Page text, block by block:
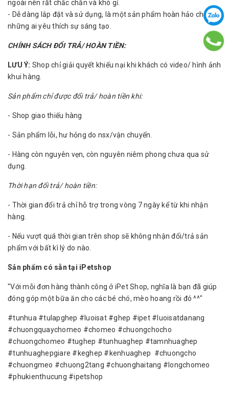
ngoài nên rất chắc chắn và khó gỉ.
- Dễ dàng lắp đặt và sử dụng, là một sản phẩm hoàn hảo cho
những ai yêu thích sự sáng tạo.
CHÍNH SÁCH ĐỔI TRẢ/ HOÀN TIỀN:
LƯU Ý: Shop chỉ giải quyết khiếu nại khi khách có video/ hình ảnh
khui hàng.
Sản phẩm chỉ được đổi trả/ hoàn tiền khi:
- Shop giao thiếu hàng
- Sản phẩm lỗi, hư hỏng do nsx/vận chuyển.
- Hàng còn nguyên vẹn, còn nguyên niêm phong chưa qua sử
dụng.
Thời hạn đổi trả/ hoàn tiền:
- Thời gian đổi trả chỉ hỗ trợ trong vòng 7 ngày kể từ khi nhận
hàng.
- Nếu vượt quá thời gian trên shop sẽ không nhận đổi/trả sản
phẩm với bất kì lý do nào.
Sản phẩm có sẵn tại iPetshop
"Với mỗi đơn hàng thành công ở iPet Shop, nghĩa là bạn đã giúp
đóng góp một bữa ăn cho các bé chó, mèo hoang rồi đó ^^"
#tunhua #tulapghep #luoisat #ghep #ipet #luoisatdanang
#chuongquaychomeo #chomeo #chuongchocho
#chuongchomeo #tughep #tunhuaghep #tamnhuaghep
#tunhuaghepgiare #keghep #kenhuaghep #chuongcho
#chuongmeo #chuong2tang #chuonghaitang #longchomeo
#phukienthucung #ipetshop